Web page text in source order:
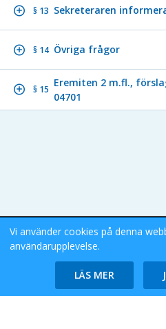
§ 13 Sekreteraren
§ 14 Övriga frågor
§ 15
Eremiten 2 m.fl.,
04701
Stockholms Stad
Vi använder cookies på denna
användarupplevelse.